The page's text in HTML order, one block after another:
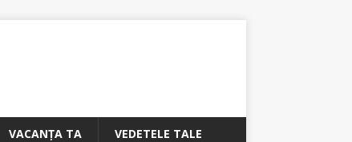
VACANȚA TA VEDETELE TALE